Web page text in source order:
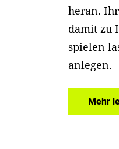
heran.
damit zu
spielen
anlegen.
Mehr